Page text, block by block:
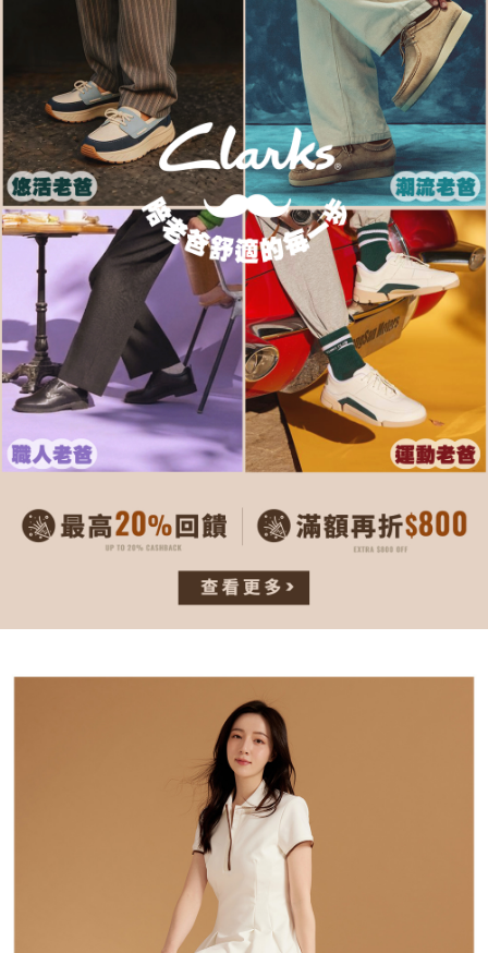
【注意事項】
１．透過由恩沛科技股份有限公司提供之「AFTEE先享後付」服務完成之交
易，需依本服務之必要範圍內提供個人資料，並將交易相關給付款項請求債
權轉讓予恩沛科技股份有限公司。
２．關於個人資料處理事宜，請瀏覽以下網址：
https://aftee.tw/terms/#terms3
３．未成年的使用者請事先徵得法定代理人或監護人之同意方可使用
「AFTEE先享後付」，若未經同意申辦者引起之損失，本公司不負相關責
任。
４．使用「AFTEE先享後付」時，將依據個別帳號之用戶狀況，依本公司即
時審查核予不同之上限額度；若仍有額度不足之情形，本公司將視審查結果
請求用戶進行身份認證。
５．嚴禁一人註冊多個帳號或使用他人資訊註冊。若發現惡意使用之情形，
恩沛科技股份有限公司將有權停止該用戶之使用額度並採取法律行動。
宅配-離島
每筆NT$120，滿NT$1,000(含以上)免運費